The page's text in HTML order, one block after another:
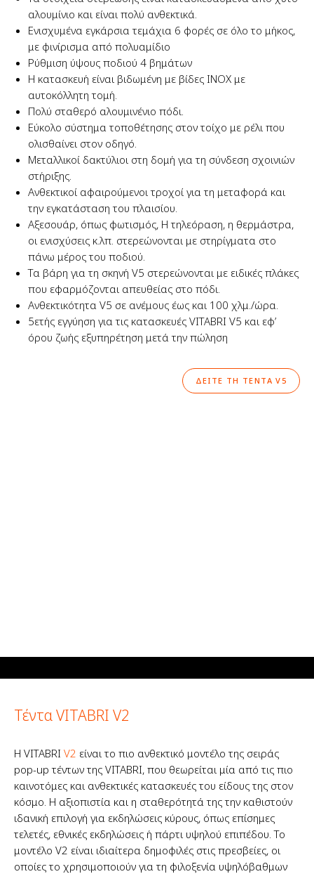
αλουμίνιο και είναι πολύ ανθεκτικά.
Ενισχυμένα εγκάρσια τεμάχια 6 φορές σε όλο το μήκος,
με φινίρισμα από πολυαμίδιο
Ρύθμιση ύψους ποδιού 4 βημάτων
Η κατασκευή είναι βιδωμένη με βίδες INOX με
αυτοκόλλητη τομή.
Πολύ σταθερό αλουμινένιο πόδι.
Εύκολο σύστημα τοποθέτησης στον τοίχο με ρέλι που
ολισθαίνει στον οδηγό.
Μεταλλικοί δακτύλιοι στη δομή για τη σύνδεση σχοινιών
στήριξης.
Ανθεκτικοί αφαιρούμενοι τροχοί για τη μεταφορά και
την εγκατάσταση του πλαισίου.
Αξεσουάρ, όπως φωτισμός, Η τηλεόραση, η θερμάστρα,
οι ενισχύσεις κ.λπ. στερεώνονται με στηρίγματα στο
πάνω μέρος του ποδιού.
Τα βάρη για τη σκηνή V5 στερεώνονται με ειδικές πλάκες
που εφαρμόζονται απευθείας στο πόδι.
Ανθεκτικότητα V5 σε ανέμους έως και 100 χλμ./ώρα.
5ετής εγγύηση για τις κατασκευές VITABRI V5 και εφ’
όρου ζωής εξυπηρέτηση μετά την πώληση
ΔΕΊΤΕ ΤΗ ΤΈΝΤΑ V5
Τέντα VITABRI V2
Η VITABRI V2 είναι το πιο ανθεκτικό μοντέλο της σειράς
pop-up τέντων της VITABRI, που θεωρείται μία από τις πιο
καινοτόμες και ανθεκτικές κατασκευές του είδους της στον
κόσμο. Η αξιοπιστία και η σταθερότητά της την καθιστούν
ιδανική επιλογή για εκδηλώσεις κύρους, όπως επίσημες
τελετές, εθνικές εκδηλώσεις ή πάρτι υψηλού επιπέδου. Το
μοντέλο V2 είναι ιδιαίτερα δημοφιλές στις πρεσβείες, οι
οποίες το χρησιμοποιούν για τη φιλοξενία υψηλόβαθμων